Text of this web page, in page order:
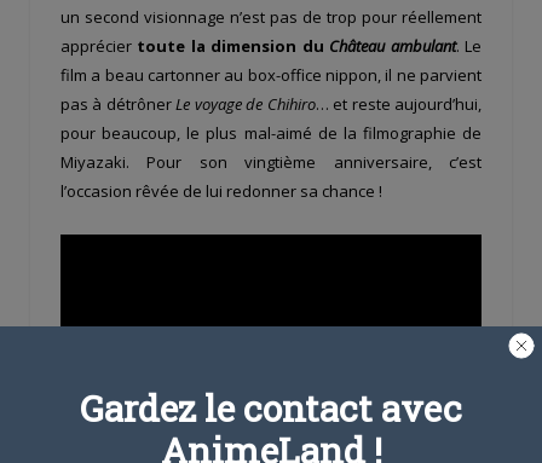
un second visionnage n’est pas de trop pour réellement
apprécier toute la dimension du Château ambulant. Le
film a beau cartonner au box-office nippon, il ne parvient
pas à détrônerLe voyage de Chihiro… et reste aujourd’hui,
pour beaucoup, le plus mal-aimé de la filmographie de
Miyazaki. Pour son vingtième anniversaire, c’est
l’occasion rêvée de lui redonner sa chance !
Gardez le contact avec
AnimeLand !